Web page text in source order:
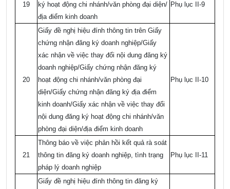
19
ký hoạt động chi nhánh/văn phòng đại diện/
địa điểm kinh doanh
Phụ lục II-9
20
Giấy đề nghị hiệu đính thông tin trên Giấy
chứng nhận đăng ký doanh nghiệp/Giấy
xác nhận về việc thay đổi nội dung đăng ký
doanh nghiệp/Giấy chứng nhận đăng ký
hoạt động chi nhánh/văn phòng đại
diện/Giấy chứng nhận đăng ký địa điểm
kinh doanh/Giấy xác nhận về việc thay đổi
nội dung đăng ký hoạt động chi nhánh/văn
phòng đại diện/địa điểm kinh doanh
Phụ lục II-10
21
Thông báo về việc phản hồi kết quả rà soát
thông tin đăng ký doanh nghiệp, tình trạng
pháp lý doanh nghiệp
Phụ lục II-11
Giấy đề nghị hiệu đính thông tin đăng ký